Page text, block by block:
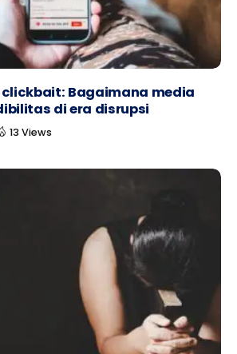
Bagaimana media
di era disrupsi
13 Views